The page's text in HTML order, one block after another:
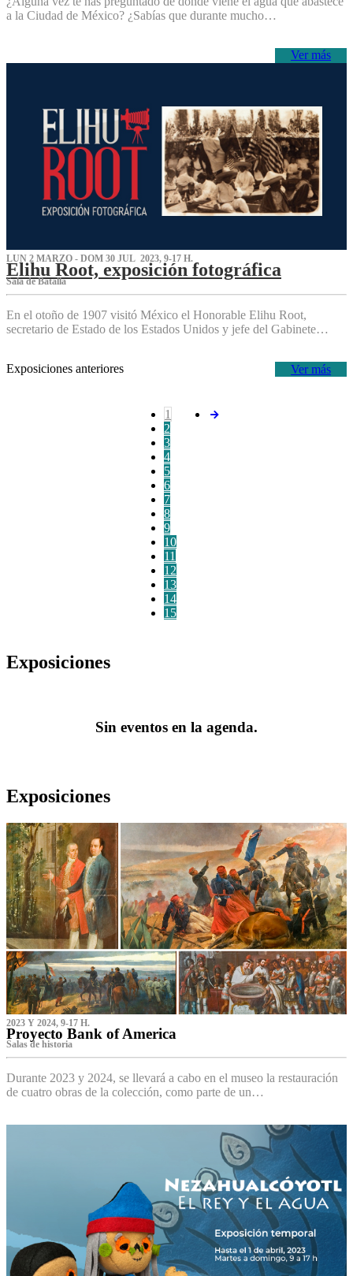
a la Ciudad de México? ¿Sabías que durante mucho…
Ver más
LUN 2 MARZO - DOM 30 JUL 2023, 9-17 H.
Elihu Root, exposición fotográfica
Sala de Batalla
En el otoño de 1907 visitó México el Honorable Elihu Root,
secretario de Estado de los Estados Unidos y jefe del Gabinete…
Ver más
Exposiciones anteriores
1
2
3
4
5
6
7
8
9
10
11
12
13
14
15
Exposiciones
Sin eventos en la agenda.
Exposiciones
2023 Y 2024, 9-17 H.
Proyecto Bank of America
S‌alas de historia
Durante 2023 y 2024, se llevará a cabo en el museo la restauración
de cuatro obras de la colección, como parte de un…